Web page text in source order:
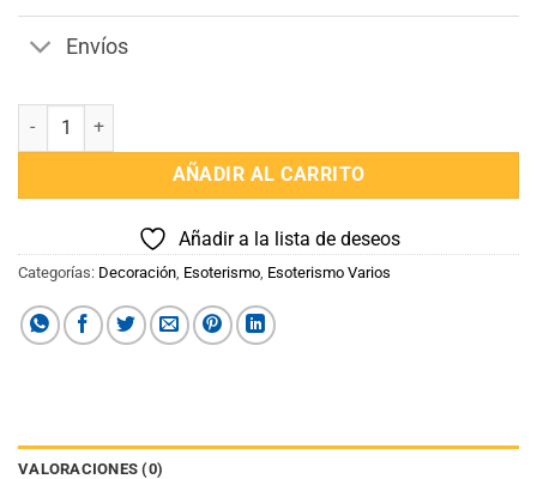
Envíos
Ojo Grande para Colgar cantidad
AÑADIR AL CARRITO
Añadir a la lista de deseos
Categorías: Decoración Esoterismo Esoterismo Varios
VALORACIONES (0)